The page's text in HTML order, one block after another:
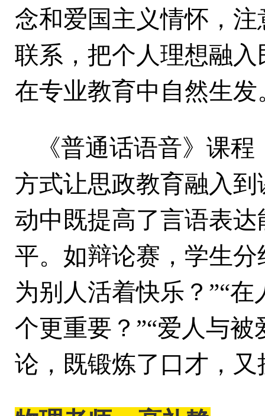
念和爱国主义情怀，
联系，把个人理想融
在专业教育中自然生发
《普通话语音》 课程
方式让思政教育融入
动中既提高了言语表
平。如辩论赛，学生
为别人活着快乐？”“
个更重要？”“爱人与
论，既锻炼了口才，